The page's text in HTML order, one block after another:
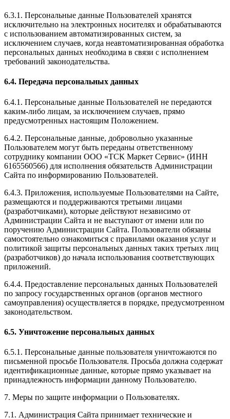
6.3.1. Персональные данные Пользователей хранятся
исключительно на электронных носителях и обрабатываются
с использованием автоматизированных систем, за
исключением случаев, когда неавтоматизированная обработка
персональных данных необходима в связи с исполнением
требований законодательства.
6.4. Передача персональных данных
6.4.1. Персональные данные Пользователей не передаются
каким-либо лицам, за исключением случаев, прямо
предусмотренных настоящим Положением.
6.4.2. Персональные данные, добровольно указанные
Пользователем могут быть переданы ответственному
сотруднику компании ООО «ТСК Маркет Сервис» (ИНН
6165560566) для исполнения обязательств Администрации
Сайта по информированию Пользователей.
6.4.3. Приложения, используемые Пользователями на Сайте,
размещаются и поддерживаются третьими лицами
(разработчиками), которые действуют независимо от
Администрации Сайта и не выступают от имени или по
поручению Администрации Сайта. Пользователи обязаны
самостоятельно ознакомиться с правилами оказания услуг и
политикой защиты персональных данных таких третьих лиц
(разработчиков) до начала использования соответствующих
приложений.
6.4.4. Предоставление персональных данных Пользователей
по запросу государственных органов (органов местного
самоуправления) осуществляется в порядке, предусмотренном
законодательством.
6.5. Уничтожение персональных данных
6.5.1. Персональные данные пользователя уничтожаются по
письменной просьбе Пользователя. Просьба должна содержат
идентификационные данные, которые прямо указывает на
принадлежность информации данному Пользователю.
7. Меры по защите информации о Пользователях.
7.1. Администрация Сайта принимает технические и